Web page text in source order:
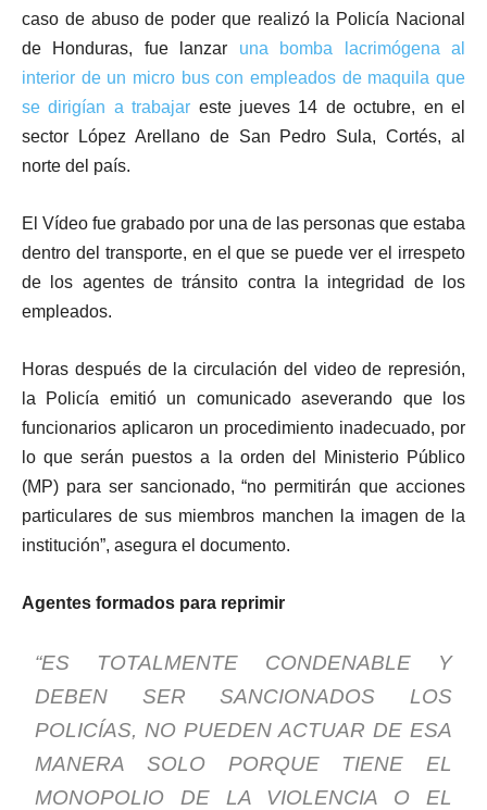
caso de abuso de poder que realizó la Policía Nacional
de Honduras, fue lanzar una bomba lacrimógena al
interior de un micro bus con empleados de maquila que
se dirigían a trabajar este jueves 14 de octubre, en el
sector López Arellano de San Pedro Sula, Cortés, al
norte del país.
El Vídeo fue grabado por una de las personas que estaba
dentro del transporte, en el que se puede ver el irrespeto
de los agentes de tránsito contra la integridad de los
empleados.
Horas después de la circulación del video de represión,
la Policía emitió un comunicado aseverando que los
funcionarios aplicaron un procedimiento inadecuado, por
lo que serán puestos a la orden del Ministerio Público
(MP) para ser sancionado, “no permitirán que acciones
particulares de sus miembros manchen la imagen de la
institución”, asegura el documento.
Agentes formados para reprimir
“ES TOTALMENTE CONDENABLE Y
DEBEN SER SANCIONADOS LOS
POLICÍAS, NO PUEDEN ACTUAR DE ESA
MANERA SOLO PORQUE TIENE EL
MONOPOLIO DE LA VIOLENCIA O EL